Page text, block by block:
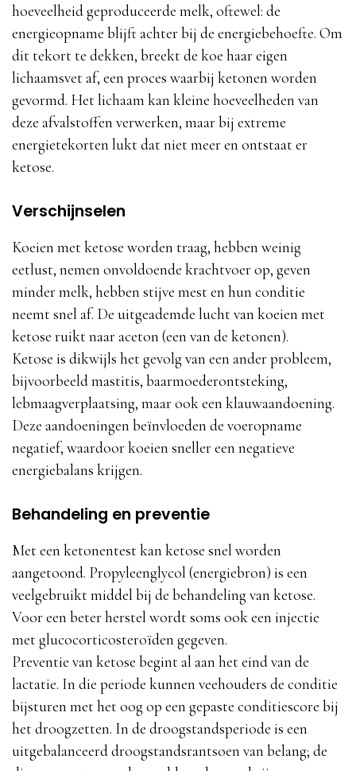
hoeveelheid geproduceerde melk, oftewel: de
energieopname blijft achter bij de energiebehoefte. Om
dit tekort te dekken, breekt de koe haar eigen
lichaamsvet af, een proces waarbij ketonen worden
gevormd. Het lichaam kan kleine hoeveelheden van
deze afvalstoffen verwerken, maar bij extreme
energietekorten lukt dat niet meer en ontstaat er
ketose.
Verschijnselen
Koeien met ketose worden traag, hebben weinig
eetlust, nemen onvoldoende krachtvoer op, geven
minder melk, hebben stijve mest en hun conditie
neemt snel af. De uitgeademde lucht van koeien met
ketose ruikt naar aceton (een van de ketonen).
Ketose is dikwijls het gevolg van een ander probleem,
bijvoorbeeld mastitis, baarmoederontsteking,
lebmaagverplaatsing, maar ook een klauwaandoening.
Deze aandoeningen beïnvloeden de voeropname
negatief, waardoor koeien sneller een negatieve
energiebalans krijgen.
Behandeling en preventie
Met een ketonentest kan ketose snel worden
aangetoond. Propyleenglycol (energiebron) is een
veelgebruikt middel bij de behandeling van ketose.
Voor een beter herstel wordt soms ook een injectie
met glucocorticosteroïden gegeven.
Preventie van ketose begint al aan het eind van de
lactatie. In die periode kunnen veehouders de conditie
bijsturen met het oog op een gepaste conditiescore bij
het droogzetten. In de droogstandsperiode is een
uitgebalanceerd droogstandsrantsoen van belang; de